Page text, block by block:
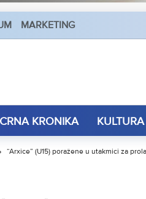
MARKETING
CRNA KRONIKA KULTURA
“Arxice” (U15) poražene u utakmici za